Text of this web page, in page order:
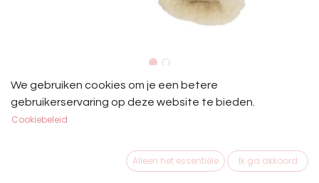
Eskadron Flextrainers Evo Wool
Reflexx Set van 4
Maat M voor, maat L achter.
We gebruiken cookies om je een betere
gebruikerservaring op deze website te bieden.
Cookiebeleid
Alleen het essentiële Ik ga akkoord